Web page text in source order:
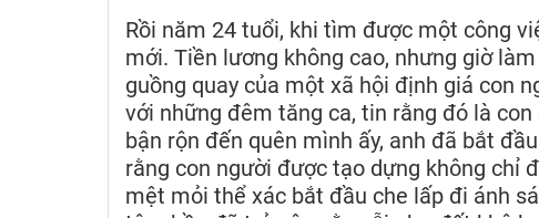
Rồi năm 24 tuổi, khi tìm được một công
mới. Tiền lương không cao, nhưng giờ
guồng quay của một xã hội định giá con
với những đêm tăng ca, tin rằng đó là
bận rộn đến quên mình ấy, anh đã bắt
rằng con người được tạo dựng không chỉ
mệt mỏi thể xác bắt đầu che lấp đi ánh